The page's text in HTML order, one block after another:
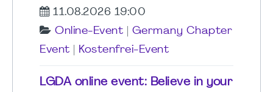
11.08.2026 19:00
Online-Event
Germany Chapter
Event
Kostenfrei-Event
LGDA online event: Believe in your